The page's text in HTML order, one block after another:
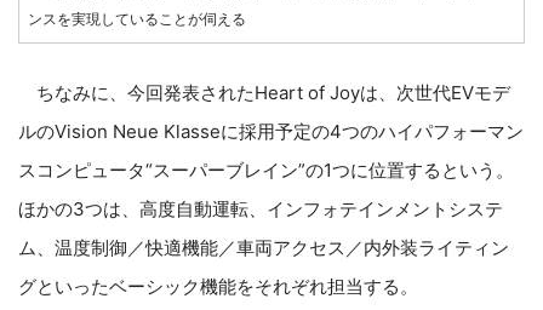
ンスを実現していることが伺える
ちなみに、今回発表されたHeart of Joyは、次世代EVモデ
ルのVision Neue Klasseに採用予定の4つのハイパフォーマン
スコンピュータ“スーパーブレイン”の1つに位置するという。
ほかの3つは、高度自動運転、インフォテインメントシステ
ム、温度制御／快適機能／車両アクセス／内外装ライティン
グといったベーシック機能をそれぞれ担当する。